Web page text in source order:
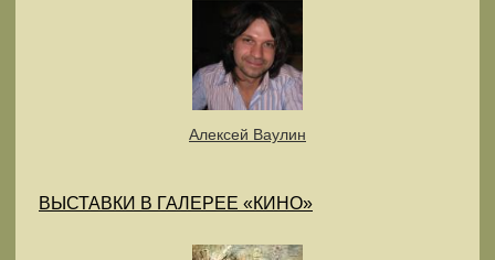
Алексей Ваулин
ВЫСТАВКИ В ГАЛЕРЕЕ «КИНО»